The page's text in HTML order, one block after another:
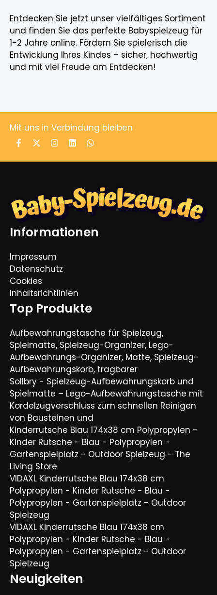
Entdecken Sie jetzt unser vielfältiges Sortiment
und finden Sie das perfekte Babyspielzeug für
1-2 Jahre online. Fördern Sie spielerisch die
Entwicklung Ihres Kindes – sicher, hochwertig
und mit viel Freude am Entdecken!
Mit uns in Verbindung bleiben
Informationen
Impressum
Datenschutz
Cookies
Inhaltsrichtlinien
Top Produkte
Aufbewahrungstasche für Spielzeug,
Spielmatte, Spielzeug-Organizer, Lego-
Aufbewahrungs-Organizer, Matte, Spielzeug-
Aufbewahrungskorb, tragbarer
Sollbry - Spielzeug-Aufbewahrungskorb und
Spielmatte – Lego-Aufbewahrungstasche mit
Kordelzugverschluss zum schnellen Reinigen
von Bausteinen und
Kinderrutsche Blau 174x38 cm Polypropylen -
Kinder Rutsche - Blau - Polypropylen -
Gartenspielplatz - Outdoor Spielzeug - The
Living Store
VIDAXL Kinderrutsche Blau 174x38 cm
Polypropylen - Kinder Rutsche - Blau -
Polypropylen - Gartenspielplatz - Outdoor
Spielzeug
VIDAXL Kinderrutsche Blau 174x38 cm
Polypropylen - Kinder Rutsche - Blau -
Polypropylen - Gartenspielplatz - Outdoor
Spielzeug
Neuigkeiten